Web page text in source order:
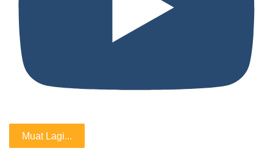
Muat Lagi...